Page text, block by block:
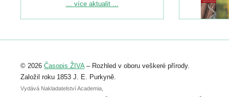
Podrobnější informace ke konferenci
Registrovat se můžete do 6. září.
abstraktu přihlášené přednášky nebo
posteru je už 30. června.
... více aktualit ...
© 2026 Časopis ŽIVA– Rozhled v oboru veškeré přírody.
Založil roku 1853 J. E. Purkyně.
Vydává Nakladatelství Academia,